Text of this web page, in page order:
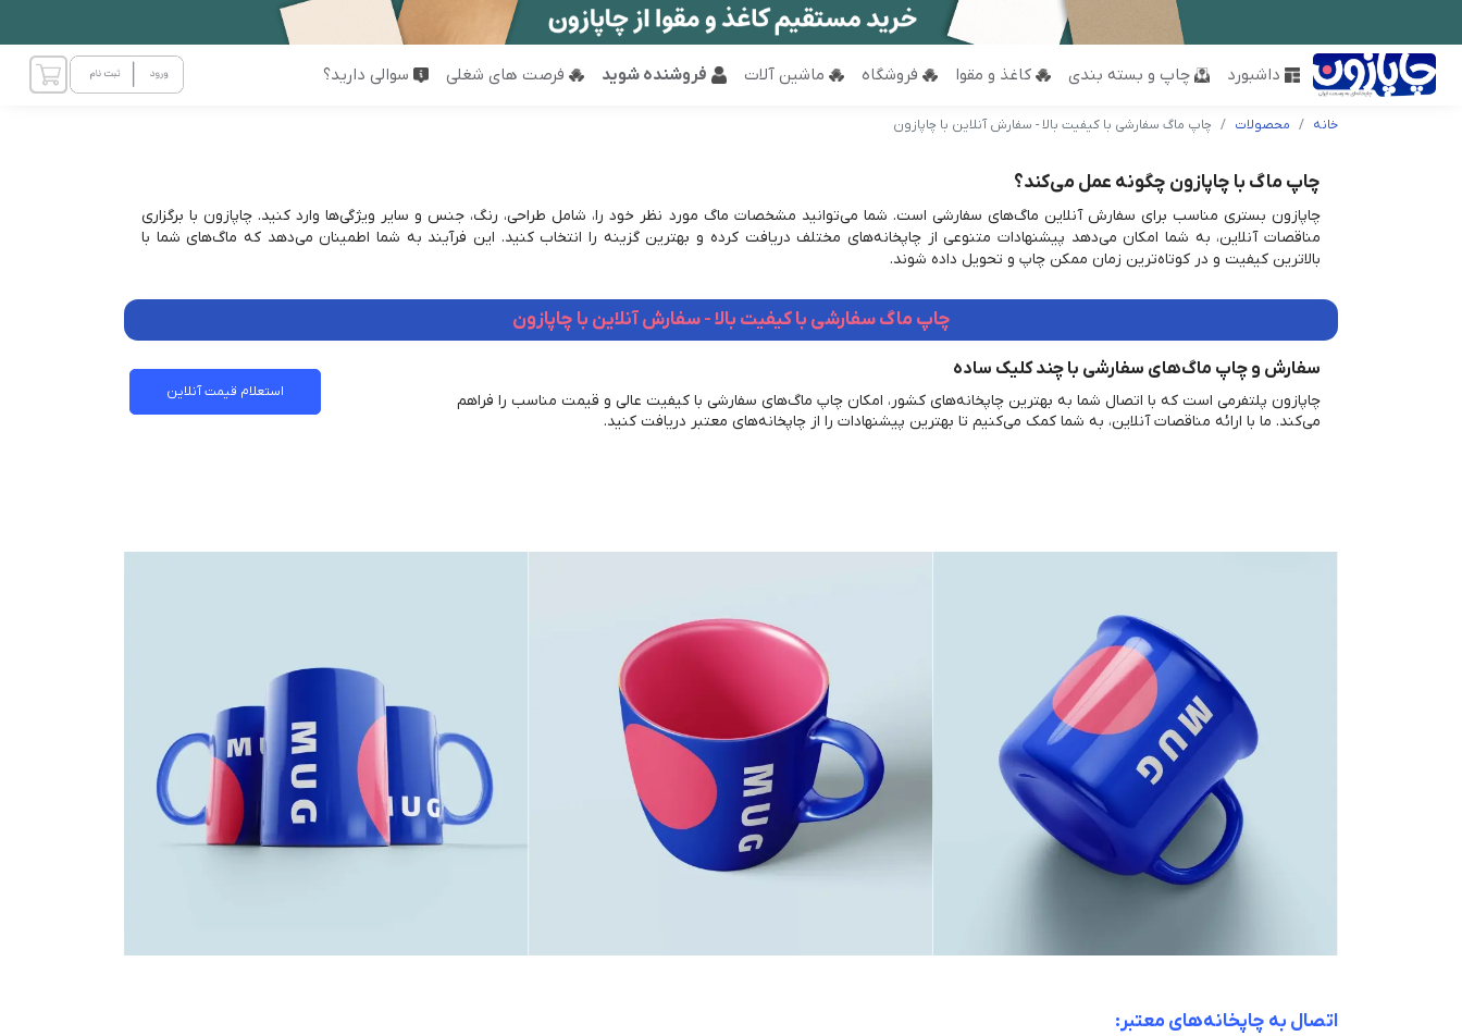
داشبورد چاپ و بسته بندی کاغذ و مقوا فروشگاه ماشین آلات فروشنده شوید فرصت های شغلی سوالی دارید؟
خانه محصولات چاپ ماگ سفارشی با کیفیت بالا - سفارش آنلاین با چاپازون
چاپ ماگ با چاپازون چگونه عمل می‌کند؟
چاپازون بستری مناسب برای سفارش آنلاین ماگ‌های سفارشی است. شما می‌توانید مشخصات ماگ مورد نظر خود را، شامل طراحی، رنگ، جنس و سایر ویژگی‌ها وارد کنید. چاپازون با برگزاری
مناقصات آنلاین، به شما امکان می‌دهد پیشنهادات متنوعی از چاپخانه‌های مختلف دریافت کرده و بهترین گزینه را انتخاب کنید. این فرآیند به شما اطمینان می‌دهد که ماگ‌های شما با
بالاترین کیفیت و در کوتاه‌ترین زمان ممکن چاپ و تحویل داده شوند.
چاپ ماگ سفارشی با کیفیت بالا - سفارش آنلاین با چاپازون
سفارش و چاپ ماگ‌های سفارشی با چند کلیک ساده
چاپازون پلتفرمی است که با اتصال شما به بهترین چاپخانه‌های کشور، امکان چاپ ماگ‌های سفارشی با کیفیت عالی و قیمت مناسب را فراهم
می‌کند. ما با ارائه مناقصات آنلاین، به شما کمک می‌کنیم تا بهترین پیشنهادات را از چاپخانه‌های معتبر دریافت کنید.
استعلام قیمت آنلاین
اتصال به چاپخانه‌های معتبر: